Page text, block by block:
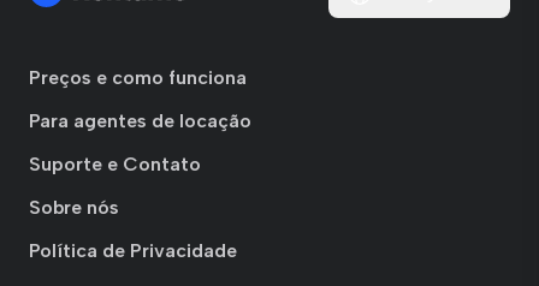
Preços e como funciona
Para agentes de locação
Suporte e Contato
Sobre nós
Política de Privacidade